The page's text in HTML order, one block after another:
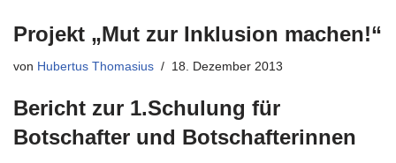
Projekt „Mut zur Inklusion machen!“
von Hubertus Thomasius 18. Dezember 2013
Bericht zur 1.Schulung für
Botschafter und Botschafterinnen